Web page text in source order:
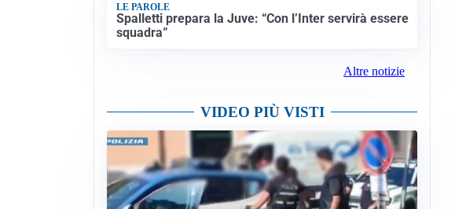
LE PAROLE
Spalletti prepara la Juve: “Con l’Inter servirà essere
squadra”
Altre notizie
VIDEO PIÙ VISTI